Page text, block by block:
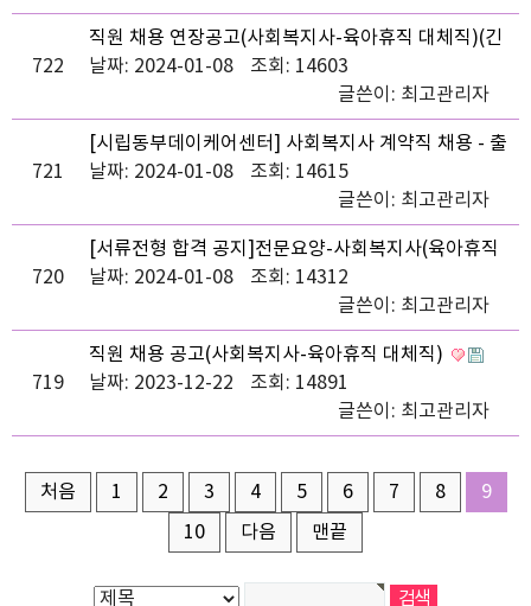
722
직원 채용 연장공고(사회복지사-육아휴직 대체직)(긴
급)
날짜: 2024-01-08
조회: 14603
글쓴이: 최고관리자
721
[시립동부데이케어센터] 사회복지사 계약직 채용 - 출
산휴가 및 육아휴직 대체직
날짜: 2024-01-08
조회: 14615
글쓴이: 최고관리자
720
[서류전형 합격 공지]전문요양-사회복지사(육아휴직
대체직)
날짜: 2024-01-08
조회: 14312
글쓴이: 최고관리자
719
직원 채용 공고(사회복지사-육아휴직 대체직)
날짜: 2023-12-22
조회: 14891
글쓴이: 최고관리자
처음 1 2 3 4 5 6 7 8
9
10
다음 맨끝